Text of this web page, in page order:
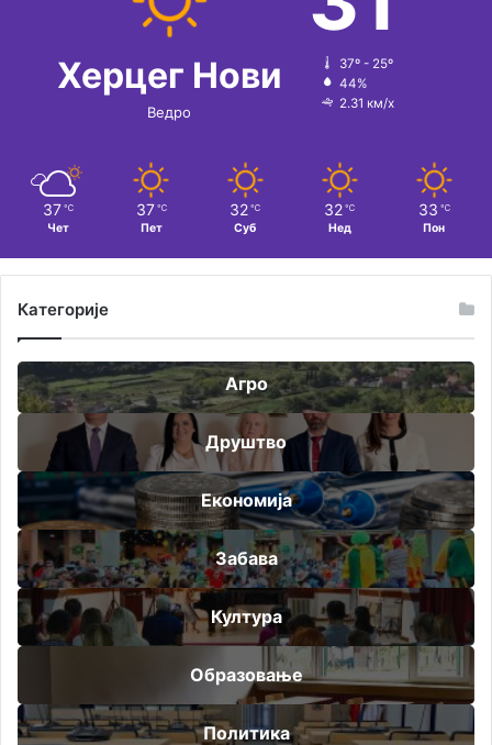
Херцег Нови
Ведро
37º - 25º
44%
2.31 км/х
37 ℃
Чет
37 ℃
Пет
32 ℃
Суб
32 ℃
Нед
33 ℃
Пон
Категорије
Агро
Друштво
Економија
Забава
Култура
Образовање
Политика